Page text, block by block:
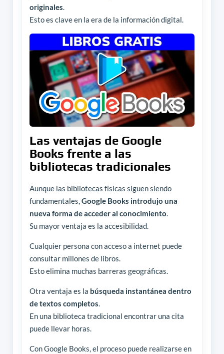
originales.
Esto es clave en la era de la información digital.
Las ventajas de Google
Books frente a las
bibliotecas tradicionales
Aunque las bibliotecas físicas siguen siendo
fundamentales,Google Books introdujo una
nueva forma de acceder al conocimiento.
Su mayor ventaja es la accesibilidad.
Cualquier persona con acceso a internet puede
consultar millones de libros.
Esto elimina muchas barreras geográficas.
Otra ventaja es la búsqueda instantánea dentro
de textos completos.
En una biblioteca tradicional encontrar una cita
puede llevar horas.
Con Google Books, el proceso puede realizarse en